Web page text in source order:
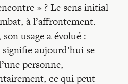
» ? Le sens initial
à l’affrontement.
usage a évolué :
aujourd’hui se
personne,
ce qui peut